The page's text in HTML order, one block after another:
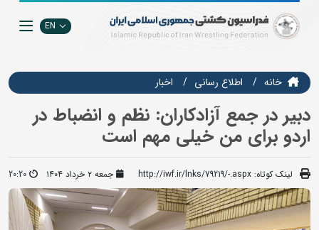
EN
خانه اطلاع رسانی اخبار
دبیر در جمع آزادکاران: نظم و انضباط در
اردو برای من خیلی مهم است
لینک کوتاه: http://iwf.ir/lnks/79219/-.aspx جمعه ۲ خرداد ۱۴۰۴ 20:20